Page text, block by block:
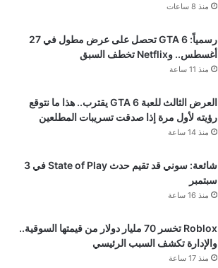
منذ 8 ساعات
رسمياً: GTA 6 تحصل على عرض مطول في 27
أغسطس.. وNetflix تخطف السبق
منذ 11 ساعة
العرض الثالث للعبة GTA 6 يقترب.. هذا ما نتوقع
رؤيته لأول مرة إذا صدقت تسريبات المطلعين
منذ 14 ساعة
شائعة: سوني قد تقيم حدث State of Play في 3
سبتمبر
منذ 16 ساعة
Roblox تخسر 70 مليار دولار من قيمتها السوقية..
والإدارة تكشف السبب الرئيسي
منذ 17 ساعة